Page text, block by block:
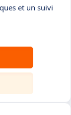
et un suivi